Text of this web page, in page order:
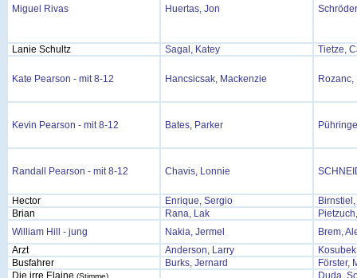
Miguel Rivas Huertas, Jon
Lanie Schultz Sagal, Katey Tietze,
Kate Pearson - mit 8-12 Hancsicsak, Mackenzie Rozanc,
Kevin Pearson - mit 8-12 Bates, Parker
Randall Pearson - mit 8-12 Chavis, Lonnie
Hector Enrique, Sergio
Brian
Rana, Lak
William Hill - jung
Nakia, Jermel
Brem,
Arzt
Anderson, Larry
Busfahrer
Burks, Jernard
Förster,
Die irre Elaine (Stimme)
Duda,